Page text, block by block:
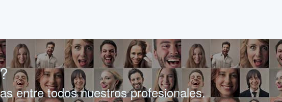
entre todos nuestros profesionales.